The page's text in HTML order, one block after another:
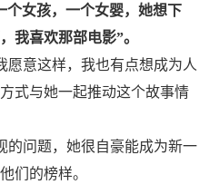
个女孩，一个女婴，她想下
我喜欢那部电影”。
愿意这样，我也有点想成为人
式与她一起推动这个故事情
的问题，她很自豪能成为新一
们的榜样。